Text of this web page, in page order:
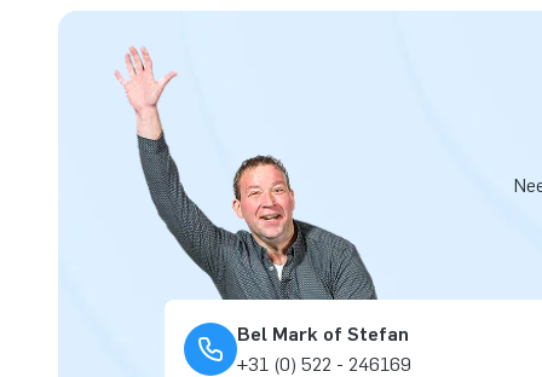
Bel Mark of Stefan
+31 (0) 522 - 246169